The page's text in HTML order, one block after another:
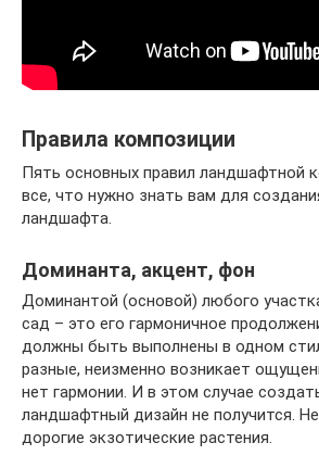
Правила композиции
Пять основных правил ландшафтной
все, что нужно знать вам для
ландшафта.
Доминанта, акцент, фон
Доминантой (основой) любого
сад – это его гармоничное
должны быть выполнены в одном
разные, неизменно возникает
нет гармонии. И в этом случае
ландшафтный дизайн не получится.
дорогие экзотические растения.